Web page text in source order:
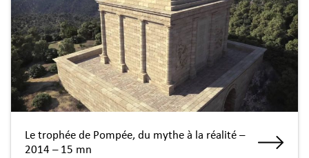
Le trophée de Pompée, du mythe à la réalité –
2014 – 15 mn